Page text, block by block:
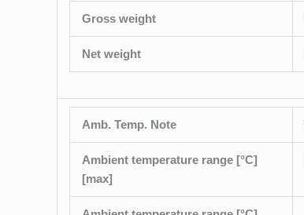
Gross weight
Net weight
Amb. Temp. Note
Ambient temperature range [°C]
[max]